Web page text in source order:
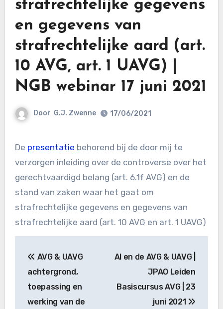
strafrechtelijke gegevens
en gegevens van
strafrechtelijke aard (art.
10 AVG, art. 1 UAVG) |
NGB webinar 17 juni 2021
Door G.J. Zwenne 17/06/2021
De presentatie behorend bij de door mij te
verzorgen inleiding over de controverse over het
gerechtvaardigd belang (art. 6.1f AVG) en de
stand van zaken waar het gaat om
strafrechtelijke gegevens en gegevens van
strafrechtelijke aard (art. 10 AVG en art. 1 UAVG)
navigatie
AVG & UAVG
achtergrond,
toepassing en
werking van de
AI en de AVG & UAVG |
JPAO Leiden
Basiscursus AVG | 23
juni 2021